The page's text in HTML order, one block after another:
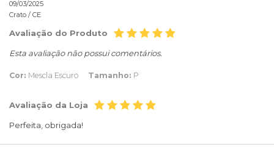
09/03/2025
Crato / CE
Avaliação do Produto
Esta avaliação não possui comentários.
Cor: Mescla Escuro Tamanho: P
Avaliação da Loja
Perfeita, obrigada!